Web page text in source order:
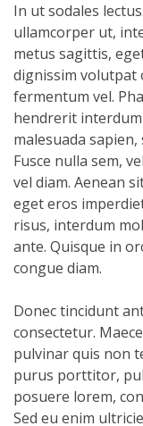
In ut sodales
ullamcorper ut,
metus sagittis,
dignissim volutpat
fermentum vel.
hendrerit
malesuada
Fusce nulla sem,
vel diam. Aenean
eget eros
risus, interdum
ante. Quisque in
congue diam.
Donec tincidunt
consectetur.
pulvinar quis non
purus porttitor,
posuere lorem,
Sed eu enim